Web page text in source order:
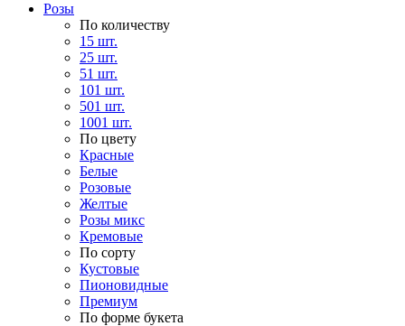
Розы
По количеству
15 шт.
25 шт.
51 шт.
101 шт.
501 шт.
1001 шт.
По цвету
Красные
Белые
Розовые
Желтые
Розы микс
Кремовые
По сорту
Кустовые
Пионовидные
Премиум
По форме букета